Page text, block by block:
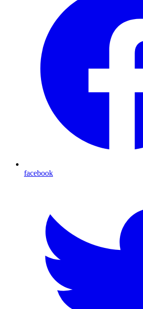
facebook